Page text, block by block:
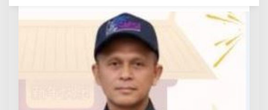
Wartawan
Indonesia